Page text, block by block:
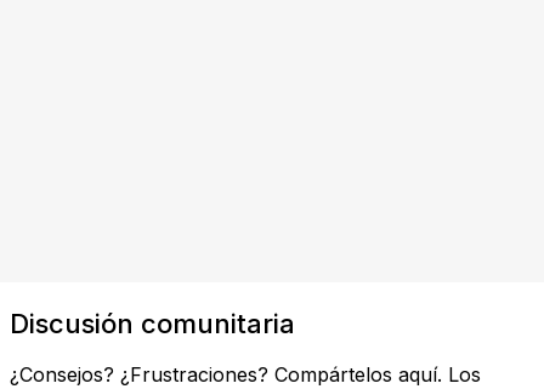
Discusión comunitaria
¿Consejos? ¿Frustraciones? Compártelos aquí. Los